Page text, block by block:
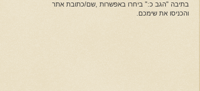
בתיבה "הגב כ:" ביחרו באפשרות ,שם/כתובת אתר
והכניסו את שימכם.